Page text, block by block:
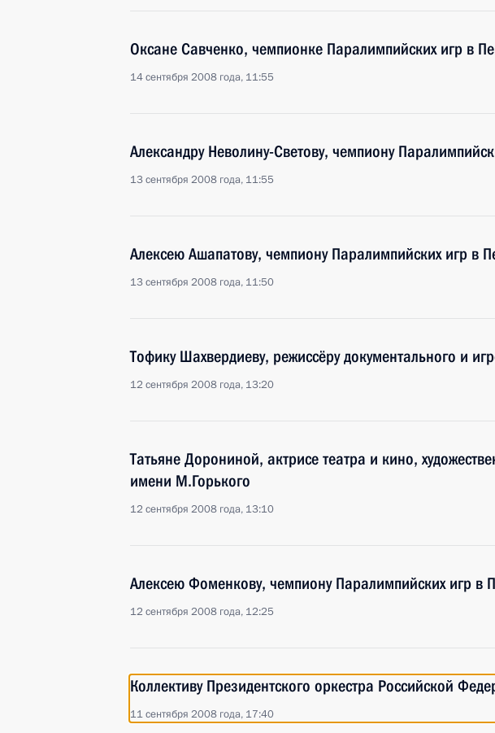
Оксане Савченко, чемпионке Паралимпийских игр в
14 сентября 2008 года, 11:55
Александру Неволину-Светову, чемпиону
13 сентября 2008 года, 11:55
Алексею Ашапатову, чемпиону Паралимпийских игр в
13 сентября 2008 года, 11:50
Тофику Шахвердиеву, режиссёру документального и
12 сентября 2008 года, 13:20
Татьяне Дорониной, актрисе театра и кино,
имени М.Горького
12 сентября 2008 года, 13:10
Алексею Фоменкову, чемпиону Паралимпийских игр в
12 сентября 2008 года, 12:25
Коллективу Президентского оркестра Российской
11 сентября 2008 года, 17:40